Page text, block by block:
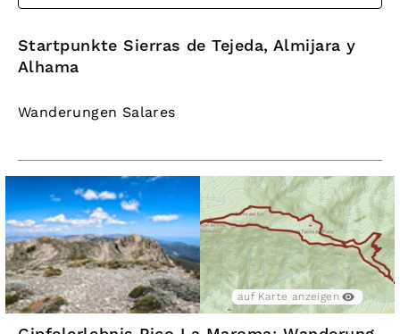
Startpunkte Sierras de Tejeda, Almijara y
Alhama
Wanderungen Salares
auf Karte anzeigen